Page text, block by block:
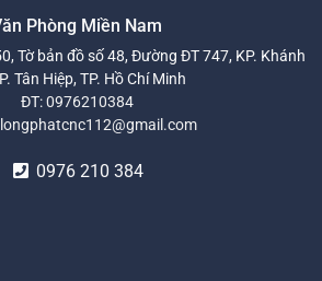
Phòng Miền Nam
Tờ bản đồ số 48, Đường ĐT 747, KP. Khánh
Tân Hiệp, TP. Hồ Chí Minh
ĐT:0976210384
longphatcnc112@gmail.com
0976 210 384